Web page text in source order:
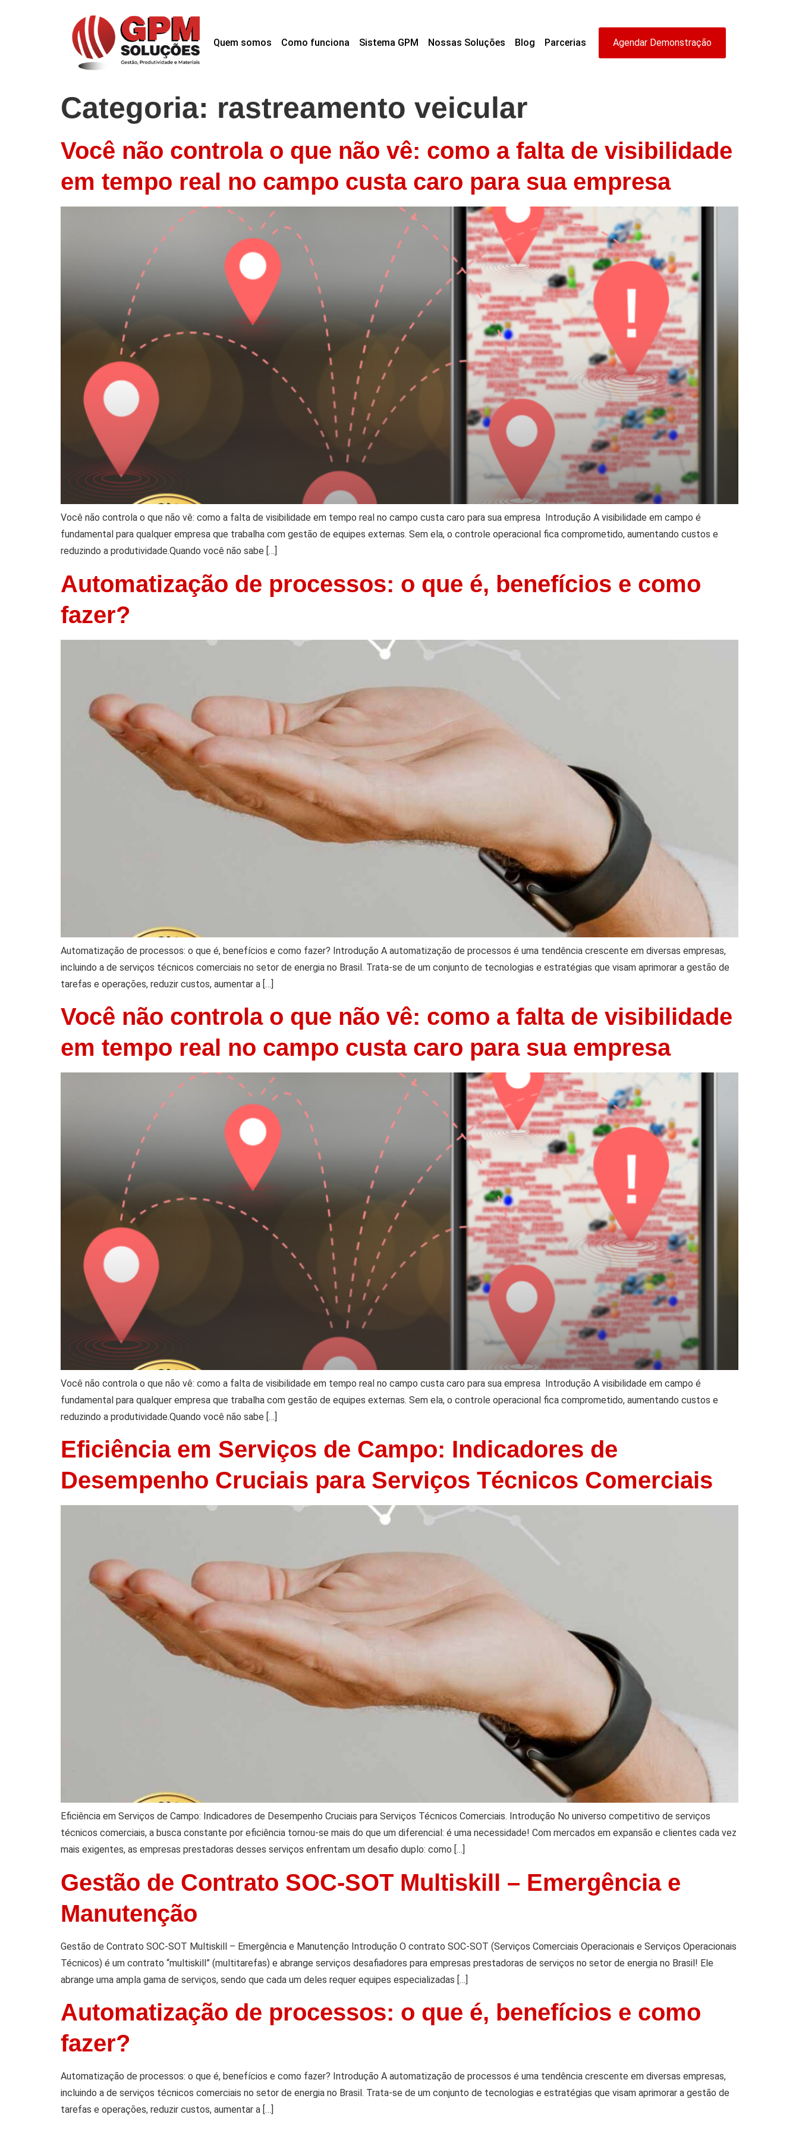
Quem somos Como funciona Sistema GPM Nossas Soluções Blog Parcerias Agendar Demonstração
Categoria: rastreamento veicular
Você não controla o que não vê: como a falta de visibilidade
em tempo real no campo custa caro para sua empresa
Você não controla o que não vê: como a falta de visibilidade em tempo real no campo custa caro para sua empresa Introdução A visibilidade em campo é
fundamental para qualquer empresa que trabalha com gestão de equipes externas. Sem ela, o controle operacional fica comprometido, aumentando custos e
reduzindo a produtividade.Quando você não sabe […]
Automatização de processos: o que é, benefícios e como
fazer?
Automatização de processos: o que é, benefícios e como fazer? Introdução A automatização de processos é uma tendência crescente em diversas empresas,
incluindo a de serviços técnicos comerciais no setor de energia no Brasil. Trata-se de um conjunto de tecnologias e estratégias que visam aprimorar a gestão de
tarefas e operações, reduzir custos, aumentar a […]
Você não controla o que não vê: como a falta de visibilidade
em tempo real no campo custa caro para sua empresa
Você não controla o que não vê: como a falta de visibilidade em tempo real no campo custa caro para sua empresa Introdução A visibilidade em campo é
fundamental para qualquer empresa que trabalha com gestão de equipes externas. Sem ela, o controle operacional fica comprometido, aumentando custos e
reduzindo a produtividade.Quando você não sabe […]
Eficiência em Serviços de Campo: Indicadores de
Desempenho Cruciais para Serviços Técnicos Comerciais
Eficiência em Serviços de Campo: Indicadores de Desempenho Cruciais para Serviços Técnicos Comerciais. Introdução No universo competitivo de serviços
técnicos comerciais, a busca constante por eficiência tornou-se mais do que um diferencial: é uma necessidade! Com mercados em expansão e clientes cada vez
mais exigentes, as empresas prestadoras desses serviços enfrentam um desafio duplo: como […]
Gestão de Contrato SOC-SOT Multiskill – Emergência e
Manutenção
Gestão de Contrato SOC-SOT Multiskill – Emergência e Manutenção Introdução O contrato SOC-SOT (Serviços Comerciais Operacionais e Serviços Operacionais
Técnicos) é um contrato “multiskill” (multitarefas) e abrange serviços desafiadores para empresas prestadoras de serviços no setor de energia no Brasil! Ele
abrange uma ampla gama de serviços, sendo que cada um deles requer equipes especializadas […]
Automatização de processos: o que é, benefícios e como
fazer?
Automatização de processos: o que é, benefícios e como fazer? Introdução A automatização de processos é uma tendência crescente em diversas empresas,
incluindo a de serviços técnicos comerciais no setor de energia no Brasil. Trata-se de um conjunto de tecnologias e estratégias que visam aprimorar a gestão de
tarefas e operações, reduzir custos, aumentar a […]